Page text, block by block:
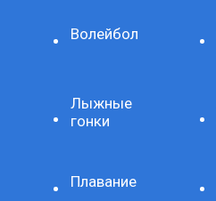
Волейбол
Лыжные
гонки
Плавание